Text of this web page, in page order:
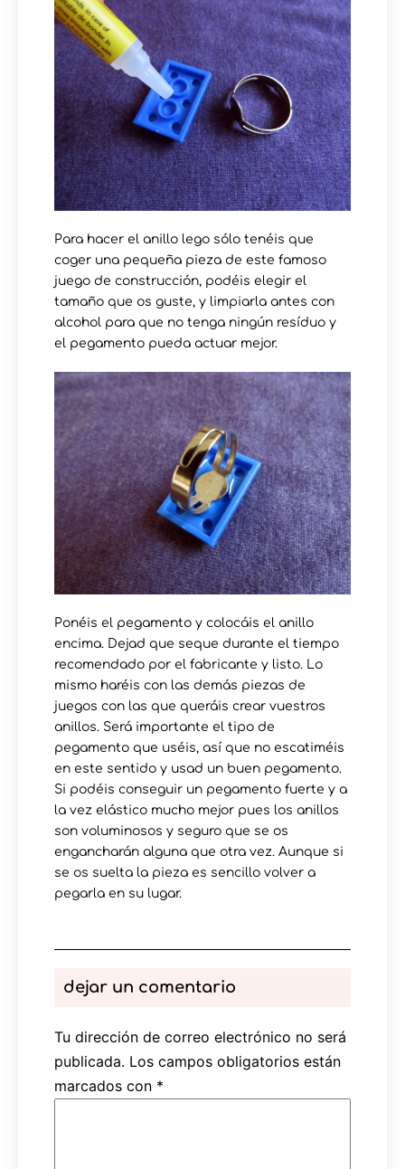
Para hacer el anillo lego sólo tenéis que
coger una pequeña pieza de este famoso
juego de construcción, podéis elegir el
tamaño que os guste, y limpiarla antes con
alcohol para que no tenga ningún resíduo y
el pegamento pueda actuar mejor.
Ponéis el pegamento y colocáis el anillo
encima. Dejad que seque durante el tiempo
recomendado por el fabricante y listo. Lo
mismo haréis con las demás piezas de
juegos con las que queráis crear vuestros
anillos. Será importante el tipo de
pegamento que uséis, así que no escatiméis
en este sentido y usad un buen pegamento.
Si podéis conseguir un pegamento fuerte y a
la vez elástico mucho mejor pues los anillos
son voluminosos y seguro que se os
engancharán alguna que otra vez. Aunque si
se os suelta la pieza es sencillo volver a
pegarla en su lugar.
dejar un comentario
Tu dirección de correo electrónico no será
publicada. Los campos obligatorios están
marcados con *